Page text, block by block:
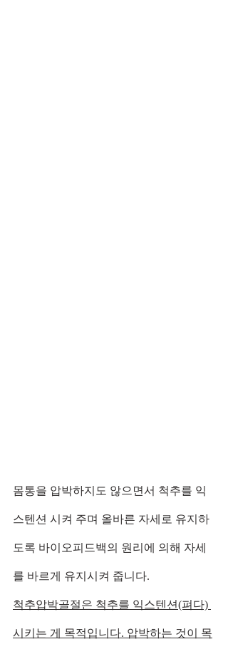
몸통을 압박하지도 않으면서 척추를 익
스텐션 시켜 주며 올바른 자세로 유지하
도록 바이오피드백의 원리에 의해 자세
를 바르게 유지시켜 줍니다.
척추압박골절은 척추를 익스텐션(펴다)
시키는 게 목적입니다. 압박하는 것이 목